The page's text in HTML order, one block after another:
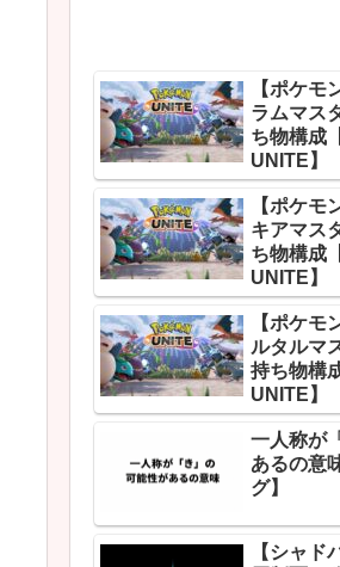
【ポケモ
ラムマス
ち物構成
UNITE】
【ポケモ
キアマス
ち物構成
UNITE】
【ポケモ
ルタルマ
持ち物構
UNITE】
一人称が
あるの意
グ】
【シャド